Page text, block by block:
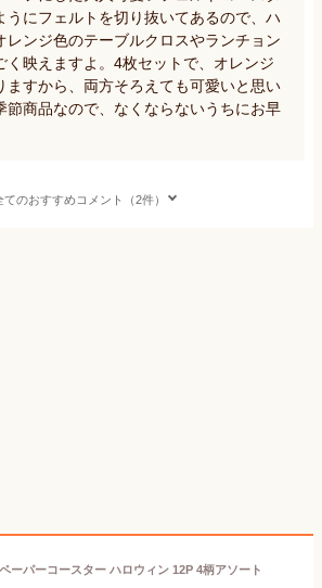
うにフェルトを切り抜いてあるので、ハ
レンジ色のテーブルクロスやランチョン
く映えますよ。4枚セットで、オレンジ
ますから、両方そろえても可愛いと思い
節商品なので、なくならないうちにお早
てのおすすめコメント（2件）
ーパーコースター ハロウィン 12P 4柄アソート